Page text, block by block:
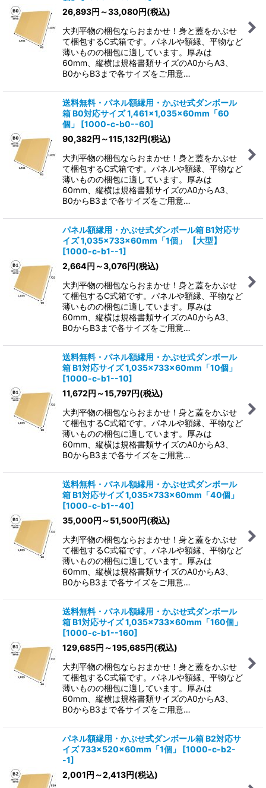
26,893円 ～33,080円(税込)
大判平物の梱包ならおまかせ！身と蓋をかぶせ
て梱包するC式箱です。パネルや額縁、平物など
薄いものの梱包に適しています。厚みは
60mm、縦横は規格書類サイズのA0からA3、
B0からB3まで各サイズをご用意…
送料無料・パネル額縁用・かぶせ式ダンボール
箱 B0対応サイズ 1,461×1,035×60mm「60
個」
[1000-c-b0--60]
90,382円 ～115,132円(税込)
大判平物の梱包ならおまかせ！身と蓋をかぶせ
て梱包するC式箱です。パネルや額縁、平物など
薄いものの梱包に適しています。厚みは
60mm、縦横は規格書類サイズのA0からA3、
B0からB3まで各サイズをご用意…
パネル額縁用・かぶせ式ダンボール箱 B1対応サ
イズ 1,035×733×60mm「1個」
【大型】
[1000-c-b1--1]
2,664円 ～3,076円(税込)
大判平物の梱包ならおまかせ！身と蓋をかぶせ
て梱包するC式箱です。パネルや額縁、平物など
薄いものの梱包に適しています。厚みは
60mm、縦横は規格書類サイズのA0からA3、
B0からB3まで各サイズをご用意…
送料無料・パネル額縁用・かぶせ式ダンボール
箱 B1対応サイズ 1,035×733×60mm「10個」
[1000-c-b1--10]
11,672円 ～15,797円(税込)
大判平物の梱包ならおまかせ！身と蓋をかぶせ
て梱包するC式箱です。パネルや額縁、平物など
薄いものの梱包に適しています。厚みは
60mm、縦横は規格書類サイズのA0からA3、
B0からB3まで各サイズをご用意…
送料無料・パネル額縁用・かぶせ式ダンボール
箱 B1対応サイズ 1,035×733×60mm「40個」
[1000-c-b1--40]
35,000円 ～51,500円(税込)
大判平物の梱包ならおまかせ！身と蓋をかぶせ
て梱包するC式箱です。パネルや額縁、平物など
薄いものの梱包に適しています。厚みは
60mm、縦横は規格書類サイズのA0からA3、
B0からB3まで各サイズをご用意…
送料無料・パネル額縁用・かぶせ式ダンボール
箱 B1対応サイズ 1,035×733×60mm「160個」
[1000-c-b1--160]
129,685円 ～195,685円(税込)
大判平物の梱包ならおまかせ！身と蓋をかぶせ
て梱包するC式箱です。パネルや額縁、平物など
薄いものの梱包に適しています。厚みは
60mm、縦横は規格書類サイズのA0からA3、
B0からB3まで各サイズをご用意…
パネル額縁用・かぶせ式ダンボール箱 B2対応サ
イズ 733×520×60mm「1個」
[1000-c-b2-
-1]
2,001円 ～2,413円(税込)